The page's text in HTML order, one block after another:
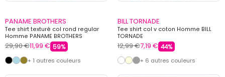
PANAME BROTHERS
Tee shirt texturé col rond regular
Homme PANAME BROTHERS
29,90 €11,99 € 59%
+ 1 autres couleurs
BILL TORNADE
Tee shirt col v coton Homme BILL
TORNADE
12,99 €7,19 € 44%
+ 6 autres couleurs